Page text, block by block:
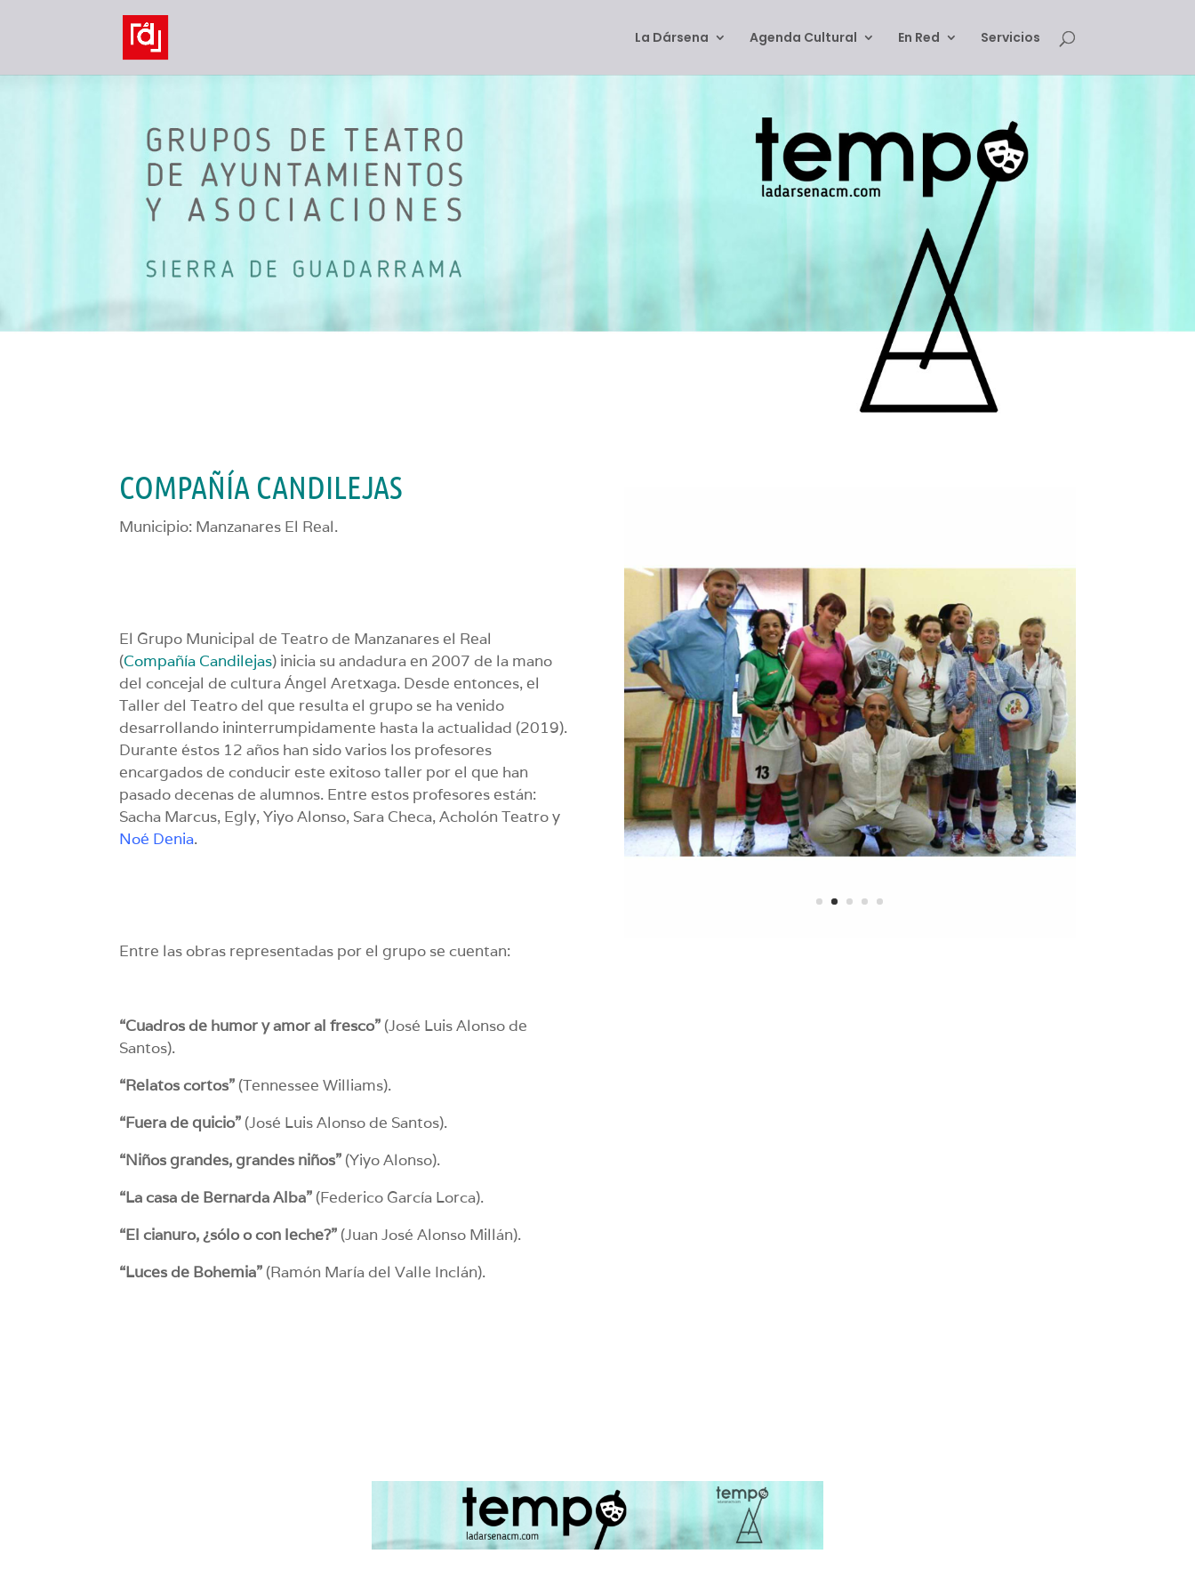
La Dársena Agenda Cultural En Red Servicios
COMPAÑÍA CANDILEJAS
Municipio: Manzanares El Real.
El Grupo Municipal de Teatro de Manzanares el Real
(Compañía Candilejas) inicia su andadura en 2007 de la mano
del concejal de cultura Ángel Aretxaga. Desde entonces, el
Taller del Teatro del que resulta el grupo se ha venido
desarrollando ininterrumpidamente hasta la actualidad (2019).
Durante éstos 12 años han sido varios los profesores
encargados de conducir este exitoso taller por el que han
pasado decenas de alumnos. Entre estos profesores están:
Sacha Marcus, Egly, Yiyo Alonso, Sara Checa, Acholón Teatro y
Noé Denia.
Entre las obras representadas por el grupo se cuentan:
“Cuadros de humor y amor al fresco” (José Luis Alonso de
Santos).
“Relatos cortos” (Tennessee Williams).
“Fuera de quicio” (José Luis Alonso de Santos).
“Niños grandes, grandes niños” (Yiyo Alonso).
“La casa de Bernarda Alba” (Federico García Lorca).
“El cianuro, ¿sólo o con leche?” (Juan José Alonso Millán).
“Luces de Bohemia” (Ramón María del Valle Inclán).